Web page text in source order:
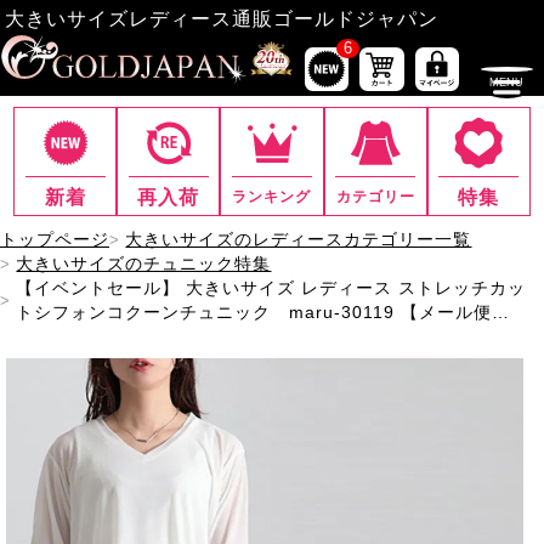
大きいサイズレディース通販ゴールドジャパン
6
新着 再入荷 ランキング カテゴリー 特集
トップページ
大きいサイズのレディースカテゴリー一覧
大きいサイズのチュニック特集
【イベントセール】 大きいサイズ レディース ストレッチカッ
トシフォンコクーンチュニック maru-30119 【メール便